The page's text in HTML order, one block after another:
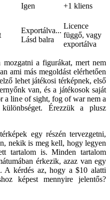
Igen +1 kliens
Exportálva...
Lásd balra
Licence
függő, vagy
exportálva
a figurákat, mert nem
ami más megoldást elérhetően
lehet játékosi térképnek, első
van, és a játékosok saját
a line of sight, fog of war nem a
Érezzük a plusz
egy részén tervezgetni,
nekik is meg kell, hogy legyen
tartalom is. Minden tartalom
érkezik, azaz van egy
A kérdés az, hogy a $10 alatti
képest mennyire jelentős?